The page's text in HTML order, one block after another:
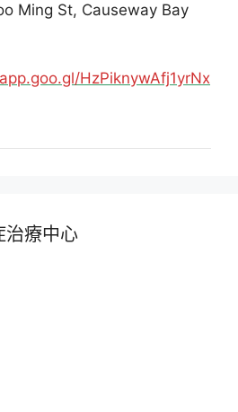
Ming St, Causeway Bay
HzPiknywAfj1yrNx
治療中心